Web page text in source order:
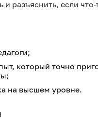
и разъяснить, если что-
который точно
на высшем уровне.